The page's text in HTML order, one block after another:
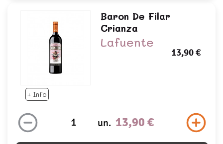
+ Info
Baron De Filar
Crianza
Lafuente
13,90 €
un. 13,90 €